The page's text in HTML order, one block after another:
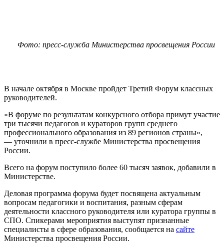
Фото: пресс-служба Министерства просвещения России
В начале октября в Москве пройдет Третий Форум классных
руководителей.
«В форуме по результатам конкурсного отбора примут участие
три тысячи педагогов и кураторов групп среднего
профессионального образования из 89 регионов страны»,
— уточнили в пресс-службе Министерства просвещения
России.
Всего на форум поступило более 60 тысяч заявок, добавили в
Министерстве.
Деловая программа форума будет посвящена актуальным
вопросам педагогики и воспитания, разным сферам
деятельности классного руководителя или куратора группы в
СПО. Спикерами мероприятия выступят признанные
специалисты в сфере образования, сообщается на сайте
Министерства просвещения России.